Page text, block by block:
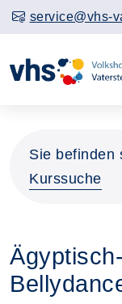
service@vhs-
Sie befinden
Kurssuche